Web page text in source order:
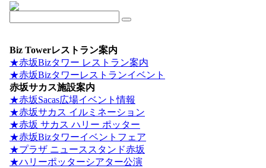
Biz Towerレストラン案内
★赤坂Bizタワー レストラン案内
★赤坂Bizタワーレストランイベント
赤坂サカス施設案内
★赤坂Sacas広場イベント情報
★赤坂サカス イルミネーション
★赤坂 サカス ハリー ポッター
★赤坂Bizタワーイベントフェア
★プラザ ニューススタンド赤坂
★ハリーポッターシアター公演